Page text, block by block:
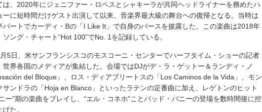
、2020年にジェニファー・ロペスとシャキーラが共同ヘッドライナーを務めたハ
ーに短時間だけゲスト出演して以来、音楽界最大級の舞台への復帰となる。当時は
パートでカーディ・Bの「I Like It」で自身のバースを披露した。この楽曲は2018年
ング・チャート“Hot 100”でNo. 1を記録している。
5日、米サンフランシスコのモスコーニ・センターでハーフタイム・ショーの記者
世界各国のメディアが集結した。会場ではDJがデ・ラ・ゲットー＆ランディ・ノ
del Bloque」、ロス・ディアブリートスの「Los Caminos de la Vida」、モン
サンドラの「Hoja en Blanco」といったラテンの定番曲に加え、レゲトンのヒット
ー”期の楽曲をプレイし、“エル・コネホ”ことバッド・バニーの登場を数時間後に控
た。